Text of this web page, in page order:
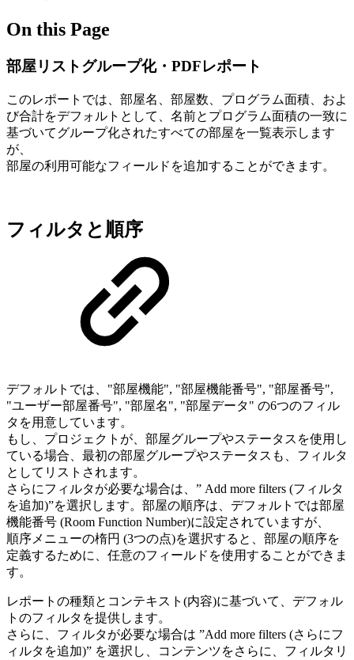
On this Page
部屋リストグループ化・PDFレポート
このレポートでは、部屋名、部屋数、プログラム面積、およ
び合計をデフォルトとして、名前とプログラム面積の一致に
基づいてグループ化されたすべての部屋を一覧表示します
が、
部屋の利用可能なフィールドを追加することができます。
フィルタと順序
デフォルトでは、"部屋機能", "部屋機能番号", "部屋番号",
"ユーザー部屋番号", "部屋名", "部屋データ" の6つのフィル
タを用意しています。
もし、プロジェクトが、部屋グループやステータスを使用し
ている場合、最初の部屋グループやステータスも、フィルタ
としてリストされます。
さらにフィルタが必要な場合は、” Add more filters (フィルタ
を追加)”を選択します。部屋の順序は、デフォルトでは部屋
機能番号 (Room Function Number)に設定されていますが、
順序メニューの楕円 (3つの点)を選択すると、部屋の順序を
定義するために、任意のフィールドを使用することができま
す。
レポートの種類とコンテキスト(内容)に基づいて、デフォル
トのフィルタを提供します。
さらに、フィルタが必要な場合は ”Add more filters (さらにフ
ィルタを追加)” を選択し、コンテンツをさらに、フィルタリ